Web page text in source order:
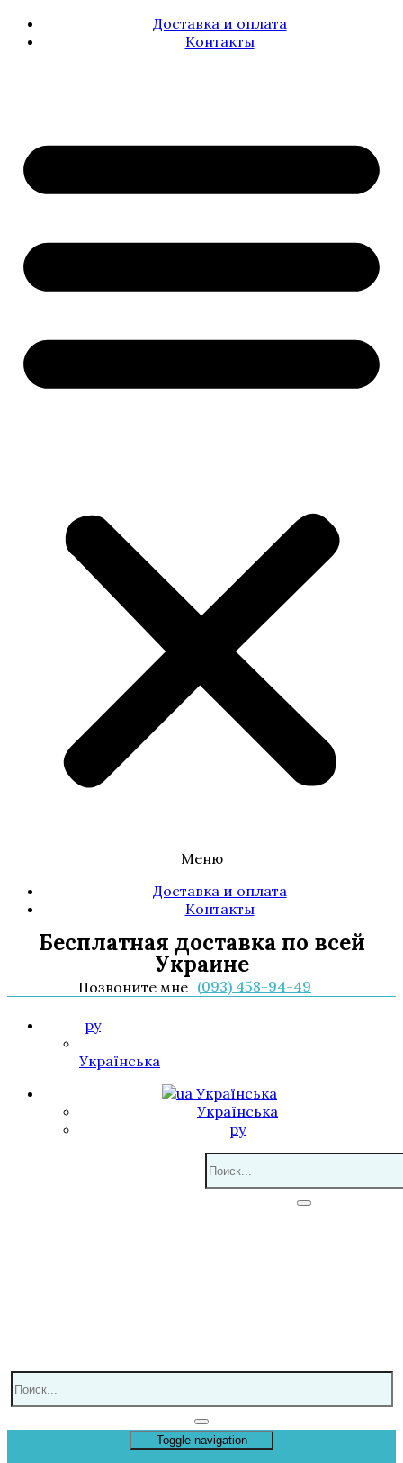
Доставка и оплата
Контакты
Меню
Доставка и оплата
Контакты
Бесплатная доставка по всей
Украине
Позвоните мне (093) 458-94-49
ру
Українська
Українська
Українська
ру
Toggle navigation